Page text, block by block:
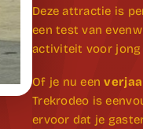
Deze attractie is
een test van
activiteit voor jong
Of je nu een
Trekrodeo is
ervoor dat je